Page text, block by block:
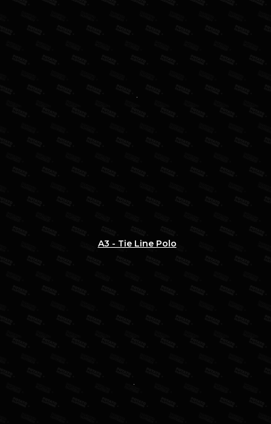
A3 - Tie Line Polo